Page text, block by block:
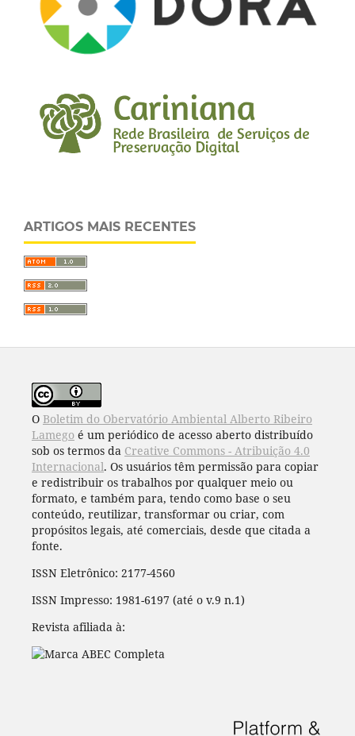
ARTIGOS MAIS RECENTES
O Boletim do Obervatório Ambiental Alberto Ribeiro
Lamego é um periódico de acesso aberto distribuído
sob os termos da Creative Commons - Atribuição 4.0
Internacional. Os usuários têm permissão para copiar
e redistribuir os trabalhos por qualquer meio ou
formato, e também para, tendo como base o seu
conteúdo, reutilizar, transformar ou criar, com
propósitos legais, até comerciais, desde que citada a
fonte.
ISSN Eletrônico: 2177-4560
ISSN Impresso: 1981-6197 (até o v.9 n.1)
Revista afiliada à: